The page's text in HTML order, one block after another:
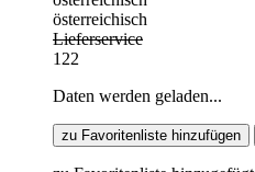
österreichisch
Lieferservice
122
Daten werden geladen...
zu Favoritenliste hinzufügen